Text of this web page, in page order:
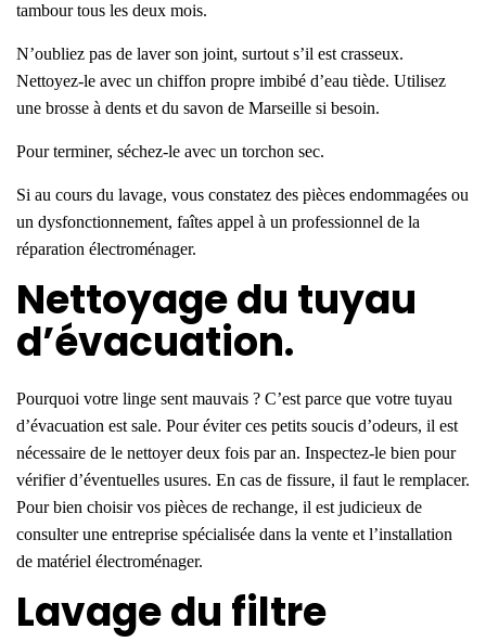
tambour tous les deux mois.
N’oubliez pas de laver son joint, surtout s’il est crasseux.
Nettoyez-le avec un chiffon propre imbibé d’eau tiède. Utilisez
une brosse à dents et du savon de Marseille si besoin.
Pour terminer, séchez-le avec un torchon sec.
Si au cours du lavage, vous constatez des pièces endommagées ou
un dysfonctionnement, faîtes appel à un professionnel de la
réparation électroménager.
Nettoyage du tuyau
d’évacuation.
Pourquoi votre linge sent mauvais ? C’est parce que votre tuyau
d’évacuation est sale. Pour éviter ces petits soucis d’odeurs, il est
nécessaire de le nettoyer deux fois par an. Inspectez-le bien pour
vérifier d’éventuelles usures. En cas de fissure, il faut le remplacer.
Pour bien choisir vos pièces de rechange, il est judicieux de
consulter une entreprise spécialisée dans la vente et l’installation
de matériel électroménager.
Lavage du filtre